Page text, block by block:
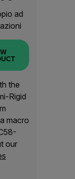
ad
the
Rigid
macro
our